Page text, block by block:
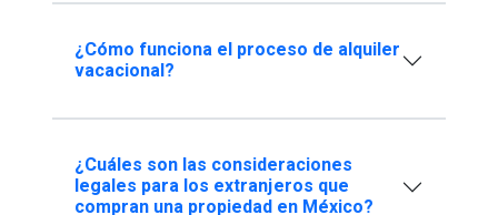
¿Cómo funciona el proceso de alquiler
vacacional?
¿Cuáles son las consideraciones
legales para los extranjeros que
compran una propiedad en México?